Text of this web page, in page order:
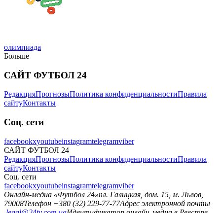
олимпиада
Больше
САЙТ ФУТБОЛ 24
РедакцияПрогнозыПолитика конфиденциальностиПравила
сайтуКонтакты
Соц. сети
facebookxyoutubeinstagramtelegramviber
САЙТ ФУТБОЛ 24
РедакцияПрогнозыПолитика конфиденциальностиПравила
сайтуКонтакты
Соц. сети
facebookxyoutubeinstagramtelegramviber
Онлайн-медиа «Футбол 24»пл. Галицкая, дом. 15, м. Львов,
79008Телефон +380 (32) 229-77-77Адрес электронной почты